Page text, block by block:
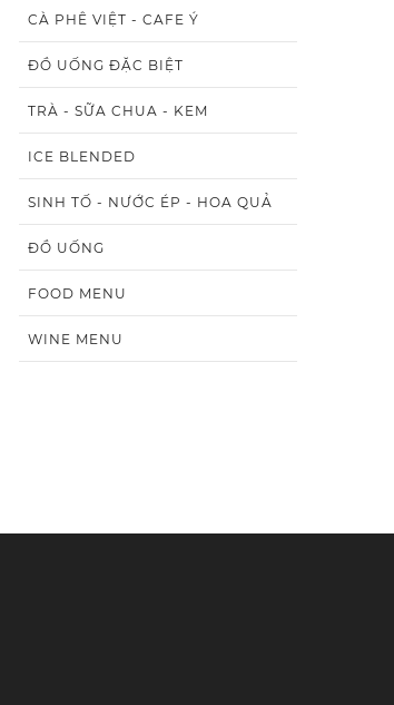
CÀ PHÊ VIỆT - CAFE Ý
ĐỒ UỐNG ĐẶC BIỆT
TRÀ - SỮA CHUA - KEM
ICE BLENDED
SINH TỐ - NƯỚC ÉP - HOA QUẢ
ĐỒ UỐNG
FOOD MENU
WINE MENU